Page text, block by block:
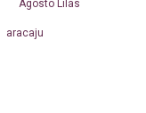
Agosto Lilás
aracaju